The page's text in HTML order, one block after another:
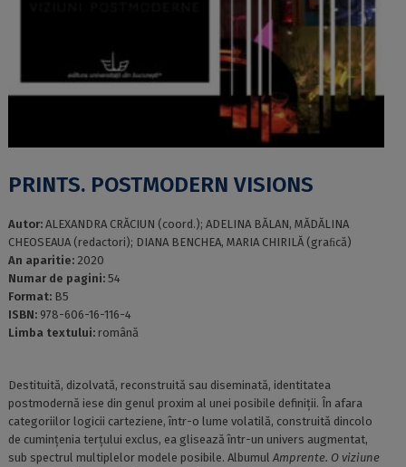
PRINTS. POSTMODERN VISIONS
Autor: ALEXANDRA CRĂCIUN (coord.); ADELINA BĂLAN, MĂDĂLINA
CHEOSEAUA (redactori); DIANA BENCHEA, MARIA CHIRILĂ (graﬁcă)
An aparitie: 2020
Numar de pagini: 54
Format: B5
ISBN: 978-606-16-116-4
Limba textului: română
Destituită, dizolvată, reconstruită sau diseminată, identitatea
postmodernă iese din genul proxim al unei posibile definiții. În afara
categoriilor logicii carteziene, într-o lume volatilă, construită dincolo
de cumințenia terțului exclus, ea glisează într-un univers augmentat,
sub spectrul multiplelor modele posibile. Albumul Amprente. O viziune